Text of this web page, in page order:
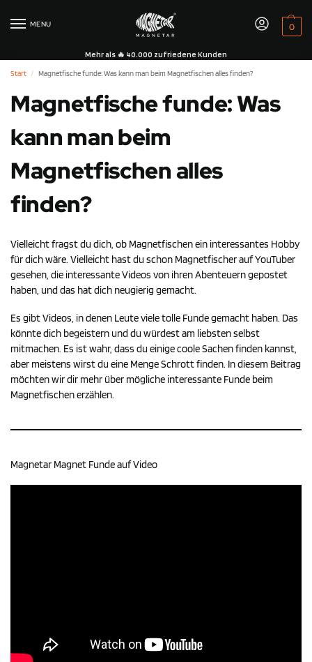
MENU 0
Mehr als 🔥 40.000 zufriedene Kunden
Start
/ Magnetfische funde: Was kann man beim Magnetfischen alles finden?
Magnetfische funde: Was
kann man beim
Magnetfischen alles
finden?
Vielleicht fragst du dich, ob Magnetfischen ein interessantes Hobby
für dich wäre. Vielleicht hast du schon Magnetfischer auf YouTuber
gesehen, die interessante Videos von ihren Abenteuern gepostet
haben, und das hat dich neugierig gemacht.
Es gibt Videos, in denen Leute viele tolle Funde gemacht haben. Das
könnte dich begeistern und du würdest am liebsten selbst
mitmachen. Es ist wahr, dass du einige coole Sachen finden kannst,
aber meistens wirst du eine Menge Schrott finden. In diesem Beitrag
möchten wir dir mehr über mögliche interessante Funde beim
Magnetfischen erzählen.
Magnetar Magnet Funde auf Video